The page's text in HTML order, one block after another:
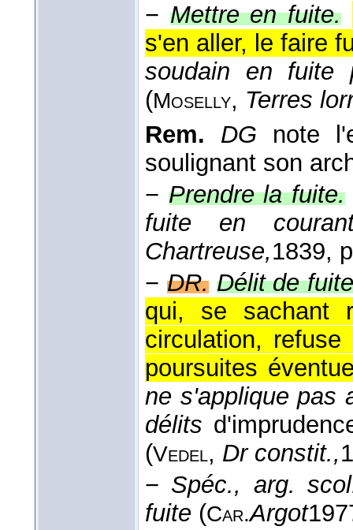
− Mettre en fuite.
s'en aller, le faire
soudain en fuite
(Moselly, Terres
Rem. DG note
soulignant son
− Prendre la fuite.
fuite en
Chartreuse,1839,
− DR. Délit de
qui, se sachant
circulation,
poursuites
ne s'applique pas
délits
(Vedel, Dr constit.,
− Spéc., arg.
fuite (Car.Argot